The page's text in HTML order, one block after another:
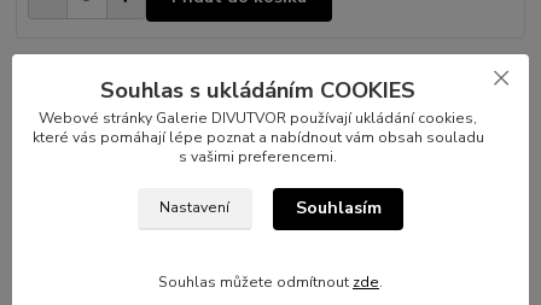
10 cm
autor:
Mae Sara
Kompletní specifikace
Souhlas s ukládáním COOKIES
Webové stránky Galerie DIVUTVOR používají ukládání cookies,
které vás pomáhají lépe poznat a nabídnout vám obsah souladu
s vašimi preferencemi.
Nastavení Souhlasím
Souhlas můžete odmítnout zde.